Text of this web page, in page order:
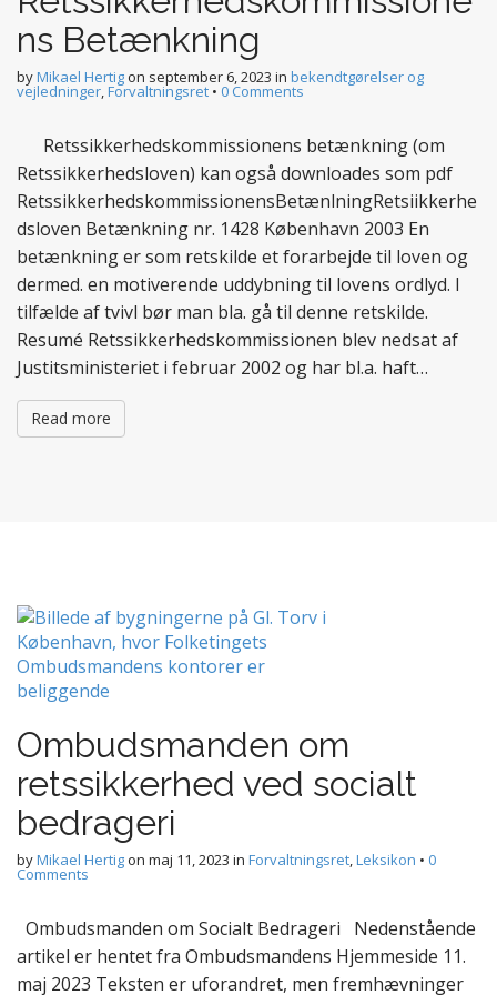
ns Betænkning
byMikael Hertigon september 6, 2023 in bekendtgørelser og
vejledninger,Forvaltningsret • 0 Comments
Retssikkerhedskommissionens betænkning (om
Retssikkerhedsloven) kan også downloades som pdf
RetssikkerhedskommissionensBetænlningRetsiikkerhe
dsloven Betænkning nr. 1428 København 2003 En
betænkning er som retskilde et forarbejde til loven og
dermed. en motiverende uddybning til lovens ordlyd. I
tilfælde af tvivl bør man bla. gå til denne retskilde.
Resumé Retssikkerhedskommissionen blev nedsat af
Justitsministeriet i februar 2002 og har bl.a. haft…
Read more
Ombudsmanden om
retssikkerhed ved socialt
bedrageri
byMikael Hertigon maj 11, 2023 in Forvaltningsret,Leksikon • 0
Comments
Ombudsmanden om Socialt Bedrageri Nedenstående
artikel er hentet fra Ombudsmandens Hjemmeside 11.
maj 2023 Teksten er uforandret, men fremhævninger